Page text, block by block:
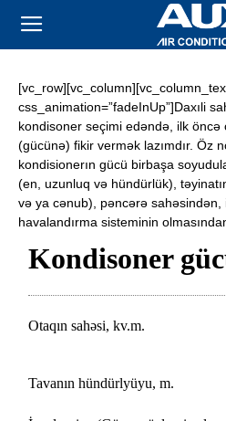
AUX
Kondisioner
css_animation=”fadeInUp”]Daxıli
kondisoner seçimi edəndə, ilk
(gücünə) fikir vermək lazımdır. Öz
kondisionerın gücü birbaşa
(en, uzunluq və hündürlük),
və ya cənub), pəncərə sahəsindən,
havalandırma sisteminin olmasından